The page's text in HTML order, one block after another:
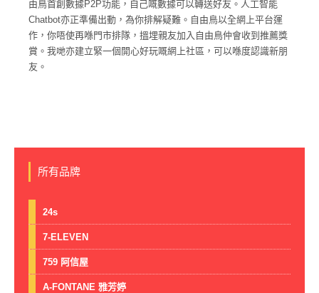
由鳥首創數據P2P功能，自己嘅數據可以轉送好友。人工智能
Chatbot亦正準備出動，為你排解疑難。自由鳥以全網上平台運
作，你唔使再喺門市排隊，搵埋親友加入自由鳥仲會收到推薦獎
賞。我哋亦建立緊一個開心好玩嘅網上社區，可以喺度認識新朋
友。
所有品牌
24s
7-ELEVEN
759 阿信屋
A-FONTANE 雅芳婷